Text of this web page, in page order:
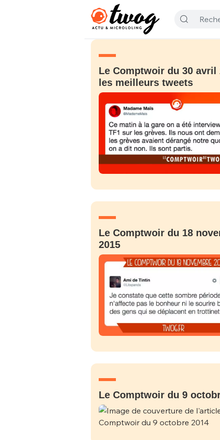
Le Comptwoir du 30 avril
les meilleurs tweets
Le Comptwoir du 18
2015
Le Comptwoir du 9